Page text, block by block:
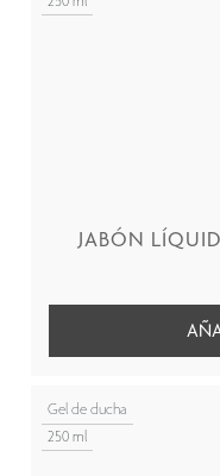
JABÓN
Gel de ducha
250 ml